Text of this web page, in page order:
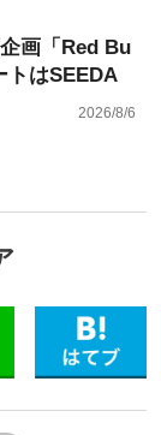
画「Red Bu
トはSEEDA
2026/8/6